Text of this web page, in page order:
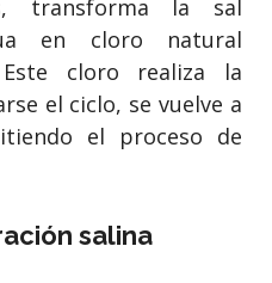
transforma la sal
en cloro natural
cloro realiza la
el ciclo, se vuelve a
el proceso de
salina